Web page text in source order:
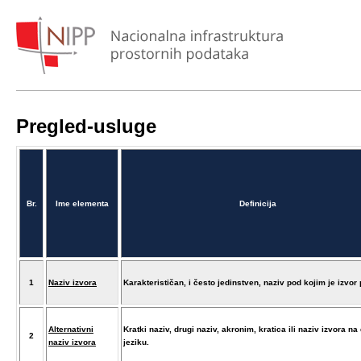
Pregled-usluge
Br. Ime elementa Definicija
1 Naziv izvora Karakterističan, i često jedinstven, naziv pod kojim je izvor
2
Alternativni
naziv izvora
Kratki naziv, drugi naziv, akronim, kratica ili naziv izvora na
jeziku.